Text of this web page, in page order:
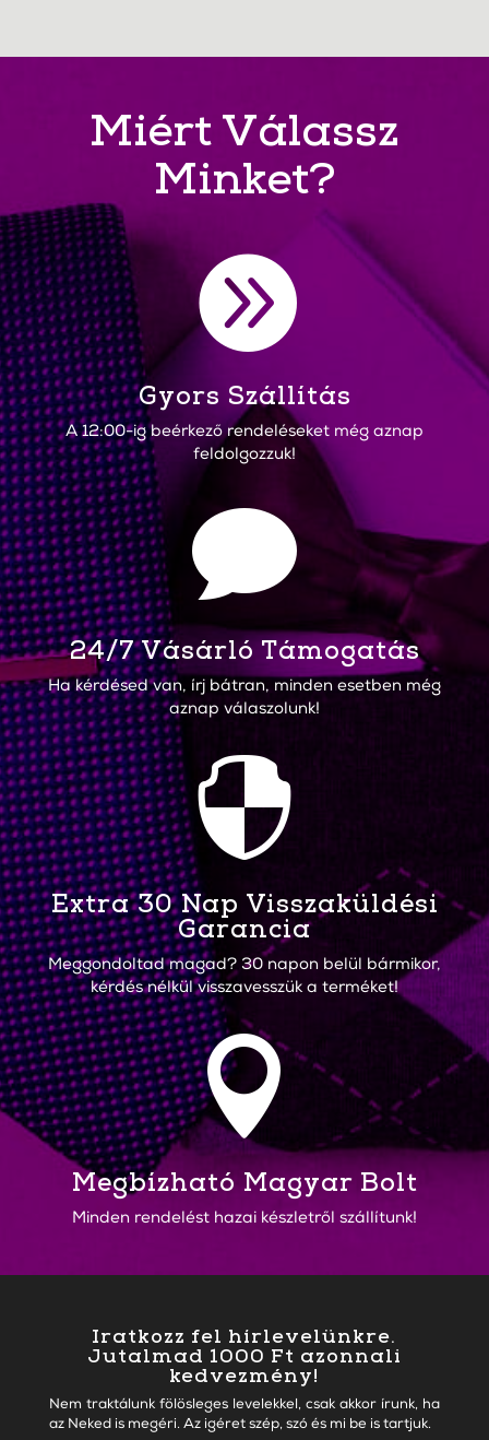
Miért Válassz
Minket?

Gyors Szállítás
A 12:00-ig beérkező rendeléseket még aznap
feldolgozzuk!

24/7 Vásárló Támogatás
Ha kérdésed van, írj bátran, minden esetben még
aznap válaszolunk!

Extra 30 Nap Visszaküldési
Garancia
Meggondoltad magad? 30 napon belül bármikor,
kérdés nélkül visszavesszük a terméket!

Megbízható Magyar Bolt
Minden rendelést hazai készletről szállítunk!
Iratkozz fel hírlevelünkre.
Jutalmad 1000 Ft azonnali
kedvezmény!
Nem traktálunk fölösleges levelekkel, csak akkor írunk, ha
az Neked is megéri. Az igéret szép, szó és mi be is tartjuk.